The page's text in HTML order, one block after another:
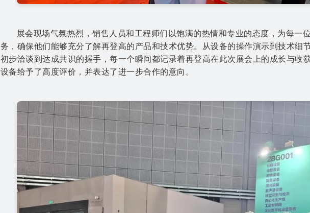
展会现场气氛热烈，销售人员和工程师们以饱满的热情和专业的态度，为每一
务，确保他们能够充分了解再登高的产品和技术优势。从设备的操作演示到技术细
初步洽谈到达成共识的握手，每一个瞬间都记录着再登高在此次展会上的成长与收
设备给予了高度评价，并表达了进一步合作的意向。